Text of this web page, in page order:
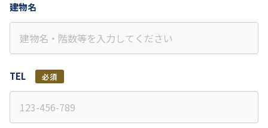
建物名
TEL 必須